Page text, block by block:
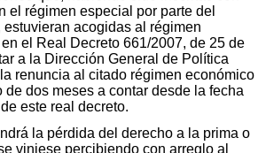
el régimen especial por parte del
acogidas al régimen
el Real Decreto 661/2007, de 25 de
a la Dirección General de Política
renuncia al citado régimen económico
de dos meses a contar desde la fecha
este real decreto.
la pérdida del derecho a la prima o
viniese percibiendo con arreglo al